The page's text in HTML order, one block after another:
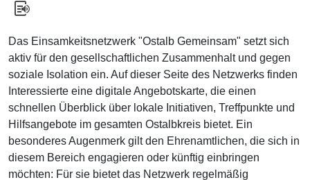
Das Einsamkeitsnetzwerk "Ostalb Gemeinsam" setzt sich
aktiv für den gesellschaftlichen Zusammenhalt und gegen
soziale Isolation ein. Auf dieser Seite des Netzwerks finden
Interessierte eine digitale Angebotskarte, die einen
schnellen Überblick über lokale Initiativen, Treffpunkte und
Hilfsangebote im gesamten Ostalbkreis bietet. Ein
besonderes Augenmerk gilt den Ehrenamtlichen, die sich in
diesem Bereich engagieren oder künftig einbringen
möchten: Für sie bietet das Netzwerk regelmäßig